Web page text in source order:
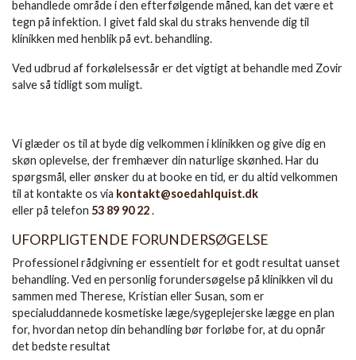
behandlede område i den efterfølgende måned, kan det være et
tegn på infektion. I givet fald skal du straks henvende dig til
klinikken med henblik på evt. behandling.
Ved udbrud af forkølelsessår er det vigtigt at behandle med Zovir
salve så tidligt som muligt.
Vi glæder os til at byde dig velkommen i klinikken og give dig en
skøn oplevelse, der fremhæver din naturlige skønhed. Har du
spørgsmål, eller ønsker du at booke en tid, er du altid velkommen
til at kontakte os via kontakt@soedahlquist.dk
eller på telefon 53 89 90 22.
UFORPLIGTENDE FORUNDERSØGELSE
Professionel rådgivning er essentielt for et godt resultat uanset
behandling. Ved en personlig forundersøgelse på klinikken vil du
sammen med Therese, Kristian eller Susan, som er
specialuddannede kosmetiske læge/sygeplejerske lægge en plan
for, hvordan netop din behandling bør forløbe for, at du opnår
det bedste resultat